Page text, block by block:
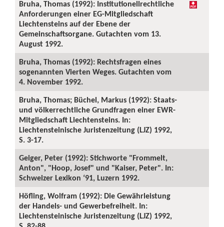
Bruha, Thomas (1992): Institutionellrechtliche
Anforderungen einer EG-Mitgliedschaft
Liechtensteins auf der Ebene der
Gemeinschaftsorgane. Gutachten vom 13.
August 1992.
Bruha, Thomas (1992): Rechtsfragen eines
sogenannten Vierten Weges. Gutachten vom
4. November 1992.
Bruha, Thomas; Büchel, Markus (1992): Staats-
und völkerrechtliche Grundfragen einer EWR-
Mitgliedschaft Liechtensteins. In:
Liechtensteinische Juristenzeitung (LJZ) 1992,
S. 3-17.
Geiger, Peter (1992): Stichworte "Frommelt,
Anton", "Hoop, Josef" und "Kaiser, Peter". In:
Schweizer Lexikon ‘91, Luzern 1992.
Höfling, Wolfram (1992): Die Gewährleistung
der Handels- und Gewerbefreiheit. In:
Liechtensteinische Juristenzeitung (LJZ) 1992,